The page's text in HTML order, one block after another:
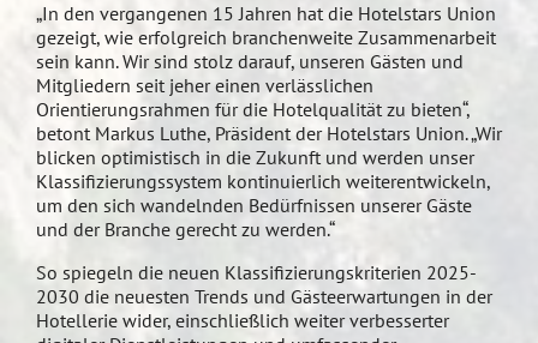
„In den vergangenen 15 Jahren hat die Hotelstars Union
gezeigt, wie erfolgreich branchenweite Zusammenarbeit
sein kann. Wir sind stolz darauf, unseren Gästen und
Mitgliedern seit jeher einen verlässlichen
Orientierungsrahmen für die Hotelqualität zu bieten“,
betont Markus Luthe, Präsident der Hotelstars Union. „Wir
blicken optimistisch in die Zukunft und werden unser
Klassifizierungssystem kontinuierlich weiterentwickeln,
um den sich wandelnden Bedürfnissen unserer Gäste
und der Branche gerecht zu werden.“
So spiegeln die neuen Klassifizierungskriterien 2025-
2030 die neuesten Trends und Gästeerwartungen in der
Hotellerie wider, einschließlich weiter verbesserter